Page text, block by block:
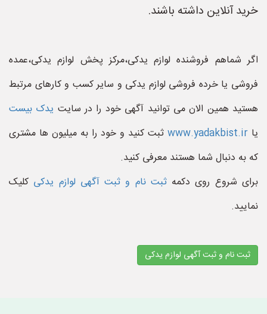
خرید آنلاین داشته باشند.
اگر شماهم فروشنده لوازم یدکی،مرکز پخش لوازم یدکی،عمده
فروشی یا خرده فروشی لوازم یدکی و سایر کسب و کارهای مرتبط
هستید همین الان می توانید آگهی خود را در سایت یدک بیست
یا www.yadakbist.ir ثبت کنید و خود را به میلیون ها مشتری
که به دنبال شما هستند معرفی کنید.
برای شروع روی دکمهثبت نام و ثبت آگهی لوازم یدکی کلیک
نمایید.
ثبت نام و ثبت آگهی لوازم یدکی